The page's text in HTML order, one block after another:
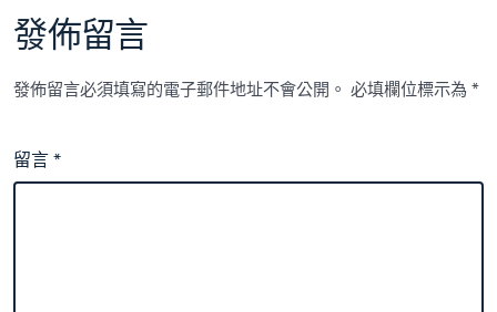
發佈留言
發佈留言必須填寫的電子郵件地址不會公開。 必填欄位標示為*
留言*